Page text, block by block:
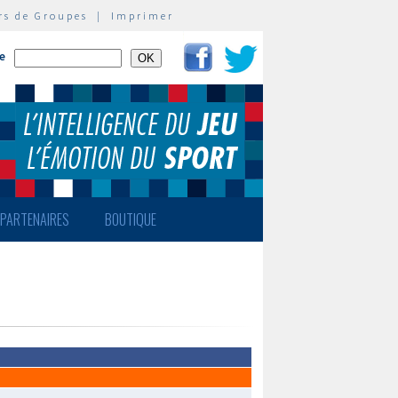
de Groupes | Imprimer
PARTENAIRES BOUTIQUE